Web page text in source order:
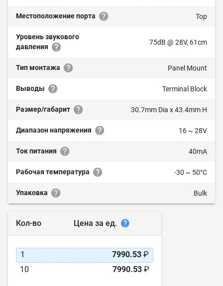
Местоположение порта Top
Уровень звукового
давления
75dB @ 28V, 61cm
Тип монтажа Panel Mount
Выводы Terminal Block
Размер/габарит 30.7mm Dia x 43.4mm H
Диапазон напряжения 16 ~ 28V
Ток питания 40mA
Рабочая температура -30 ~ 50°C
Упаковка Bulk
Кол-во Цена за ед.
1 7990.53 ₽
10
7990.53 ₽